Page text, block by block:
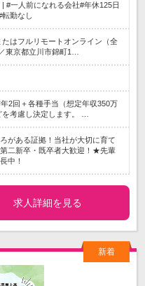
#一人前になれる会社#年休125日
勤なし
はフルリモートオンライン（全
東京都立川市錦町1…
2回＋各種手当（想定年収350万
考慮し決定します。 …
がある証拠！当社が大切に育て
二新卒・既卒者大歓迎！★先輩
中！
求人詳細を見る